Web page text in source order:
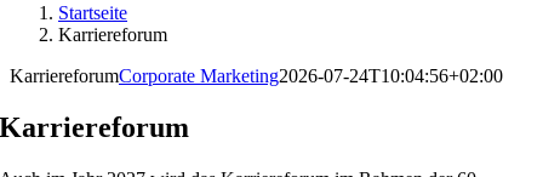
Startseite
Karriereforum
KarriereforumCorporate Marketing2026-07-24T10:04:56+02:00
Karriereforum